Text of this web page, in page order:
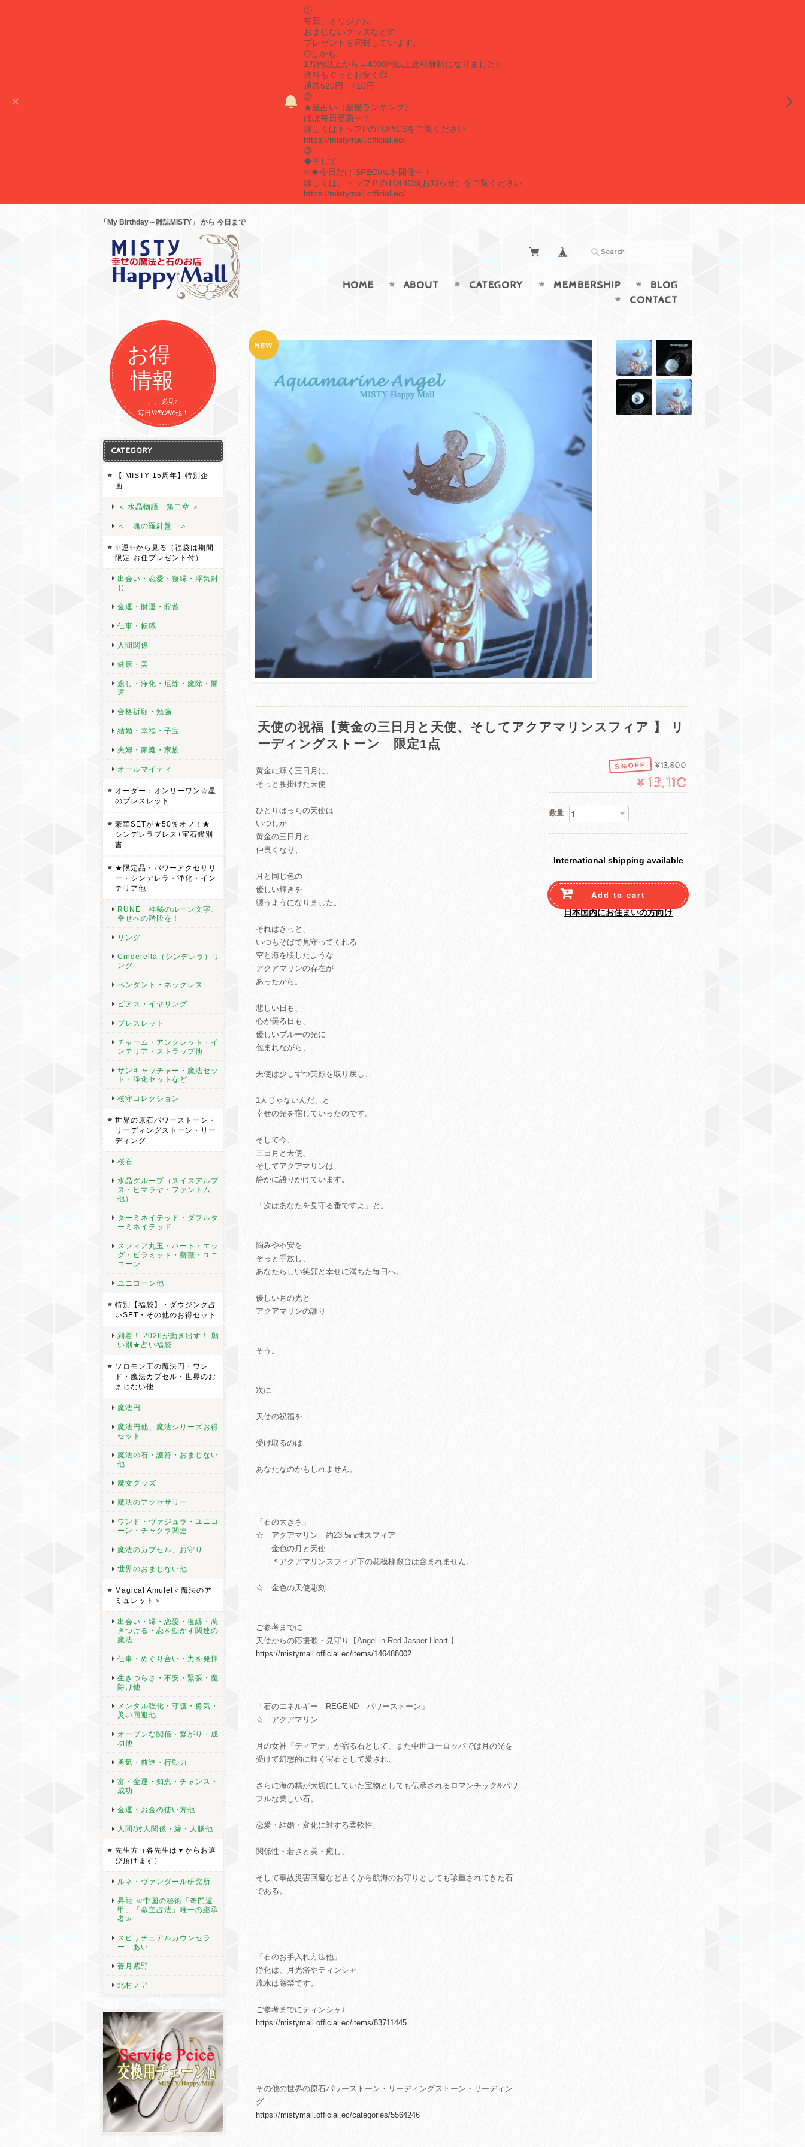
①
毎回、オリジナル
おまじないグッズなどの
プレゼントを同封しています。
🌕しかも、
1万円以上から→4000円以上送料無料になりました✨
送料もぐっとお安く💞
通常520円→410円
②
★星占い（星座ランキング）
ほぼ毎日更新中！
詳しくはトップPのTOPICSをご覧ください
https://mistymall.official.ec/
③
◆そして
✨★今日だけ SPECIALを開催中！
詳しくは、トップＰのTOPICS(お知らせ）をご覧ください
https://mistymall.official.ec/
「My Birthday～雑誌MISTY」 から 今日まで
HOME ABOUT CATEGORY MEMBERSHIP
BLOG
CONTACT
天使の祝福【黄金の三日月と天使、そしてアクアマリンスフィア 】 リ
ーディングストーン 限定1点
黄金に輝く三日月に、
そっと腰掛けた天使
ひとりぼっちの天使は
いつしか
黄金の三日月と
仲良くなり、
月と同じ色の
優しい輝きを
纏うようになりました。
それはきっと、
いつもそばで見守ってくれる
空と海を映したような
アクアマリンの存在が
あったから。
悲しい日も、
心が曇る日も、
優しいブルーの光に
包まれながら、
天使は少しずつ笑顔を取り戻し、
1人じゃないんだ、と
幸せの光を宿していったのです。
そして今、
三日月と天使、
そしてアクアマリンは
静かに語りかけています。
「次はあなたを見守る番ですよ」と。
悩みや不安を
そっと手放し、
あなたらしい笑顔と幸せに満ちた毎日へ。
優しい月の光と
アクアマリンの護り
そう。
次に
天使の祝福を
受け取るのは
あなたなのかもしれません。
「石の大きさ」
☆ アクアマリン 約23.5㎜球スフィア
金色の月と天使
＊アクアマリンスフィア下の花模様敷台は含まれません。
☆ 金色の天使彫刻
ご参考までに
天使からの応援歌・見守り【Angel in Red Jasper Heart 】
https://mistymall.official.ec/items/146488002
「石のエネルギー REGEND パワーストーン」
☆ アクアマリン
月の女神「ディアナ」が宿る石として、また中世ヨーロッパでは月の光を
受けて幻想的に輝く宝石として愛され、
さらに海の精が大切にしていた宝物としても伝承されるロマンチック&パワ
フルな美しい石。
恋愛・結婚・変化に対する柔軟性、
関係性・若さと美・癒し、
そして事故災害回避など古くから航海のお守りとしても珍重されてきた石
である。
「石のお手入れ方法他」
浄化は、月光浴やティンシャ
流水は厳禁です。
ご参考までにティンシャ↓
https://mistymall.official.ec/items/83711445
その他の世界の原石パワーストーン・リーディングストーン・リーディン
グ
https://mistymall.official.ec/categories/5564246
5%OFF ¥13,800
¥13,110
数量
International shipping available
Add to cart
日本国内にお住まいの方向け
お得
情報
ここ必見♪
毎日SPECAIL他！
CATEGORY
【 MISTY 15周年】特別企
画
＜ 水晶物語 第二章 ＞
＜ 魂の羅針盤 ＞
✨運✨から見る（福袋は期間
限定 お任プレゼント付）
出会い・恋愛・復縁・浮気封
じ
金運・財運・貯蓄
仕事・転職
人間関係
健康・美
癒し・浄化・厄除・魔除・開
運
合格祈願・勉強
結婚・幸福・子宝
夫婦・家庭・家族
オールマイティ
オーダー：オンリーワン☆星
のブレスレット
豪華SETが★50％オフ！★
シンデレラブレス+宝石鑑別
書
★限定品・パワーアクセサリ
ー・シンデレラ・浄化・イン
テリア他
RUNE 神秘のルーン文字、
幸せへの階段を！
リング
Cinderella（シンデレラ）リ
ング
ペンダント・ネックレス
ピアス・イヤリング
ブレスレット
チャーム・アンクレット・イ
ンテリア・ストラップ他
サンキャッチャー・魔法セッ
ト・浄化セットなど
桜守コレクション
世界の原石パワーストーン・
リーディングストーン・リー
ディング
桜石
水晶グループ（スイスアルプ
ス・ヒマラヤ・ファントム
他）
ターミネイテッド・ダブルタ
ーミネイテッド
スフィア丸玉・ハート・エッ
グ・ピラミッド・薔薇・ユニ
コーン
ユニコーン他
特別【福袋】・ダウジング占
いSET・その他のお得セット
到着！ 2026が動き出す！ 願
い別★占い福袋
ソロモン王の魔法円・ワン
ド・魔法カプセル・世界のお
まじない他
魔法円
魔法円他、魔法シリーズお得
セット
魔法の石・護符・おまじない
他
魔女グッズ
魔法のアクセサリー
ワンド・ヴァジュラ・ユニコ
ーン・チャクラ関連
魔法のカプセル、お守り
世界のおまじない他
Magical Amulet＜魔法のア
ミュレット＞
出会い・縁・恋愛・復縁・惹
きつける・恋を動かす関連の
魔法
仕事・めぐり合い・力を発揮
生きづらさ・不安・緊張・魔
除け他
メンタル強化・守護・勇気・
災い回避他
オープンな関係・繋がり・成
功他
勇気・前進・行動力
富・金運・知恵・チャンス・
成功
金運・お金の使い方他
人間/対人関係・縁・人脈他
先生方（各先生は▼からお選
び頂けます）
ルネ・ヴァンダール研究所
昇龍 ≪中国の秘術「奇門遁
甲」「命主占法」唯一の継承
者≫
スピリチュアルカウンセラ
ー あい
蒼月紫野
北村ノア